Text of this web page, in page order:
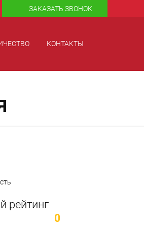
ЗАКАЗАТЬ ЗВОНОК
КОНТАКТЫ
рейтинг
0